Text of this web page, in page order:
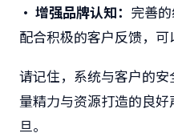
• 增强品牌认知： 完善
配合积极的客户反馈，可
请记住，系统与客户的
量精力与资源打造的良
旦。